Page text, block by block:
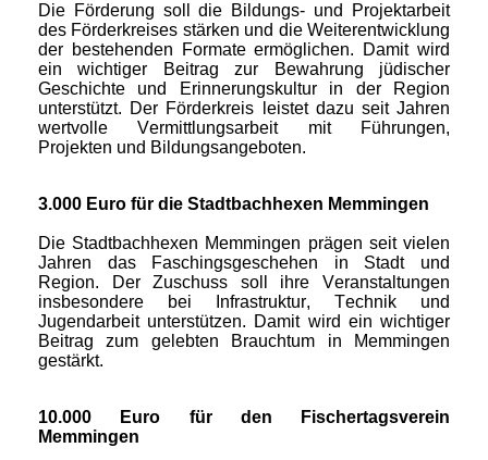
Die Förderung soll die Bildungs- und Projektarbeit
des Förderkreises stärken und die Weiterentwicklung
der bestehenden Formate ermöglichen. Damit wird
ein wichtiger Beitrag zur Bewahrung jüdischer
Geschichte und Erinnerungskultur in der Region
unterstützt. Der Förderkreis leistet dazu seit Jahren
wertvolle Vermittlungsarbeit mit Führungen,
Projekten und Bildungsangeboten.
3.000 Euro für die Stadtbachhexen Memmingen
Die Stadtbachhexen Memmingen prägen seit vielen
Jahren das Faschingsgeschehen in Stadt und
Region. Der Zuschuss soll ihre Veranstaltungen
insbesondere bei Infrastruktur, Technik und
Jugendarbeit unterstützen. Damit wird ein wichtiger
Beitrag zum gelebten Brauchtum in Memmingen
gestärkt.
10.000 Euro für den Fischertagsverein
Memmingen